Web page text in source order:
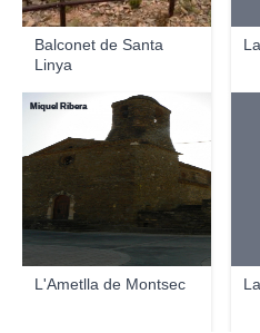
Balconet de Santa
Linya
L'Ametlla de Montsec
Miquel Ribera